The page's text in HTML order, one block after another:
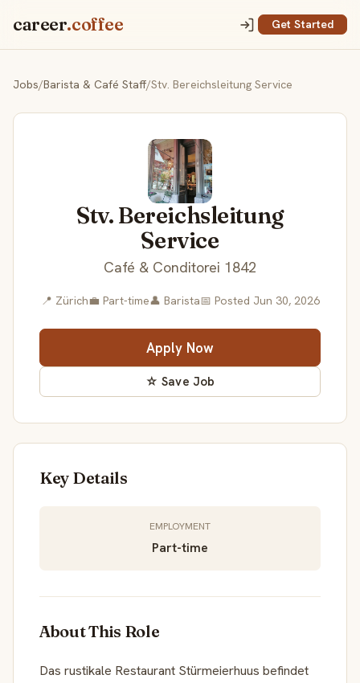
career.coffee Get Started
Jobs/Barista & Café Staff/Stv. Bereichsleitung Service
Stv. Bereichsleitung
Service
Café & Conditorei 1842
📍 Zürich💼 Part-time👤 Barista📅 Posted Jun 30, 2026
Apply Now
☆ Save Job
Key Details
EMPLOYMENT
Part-time
About This Role
Das rustikale Restaurant Stürmeierhuus befindet